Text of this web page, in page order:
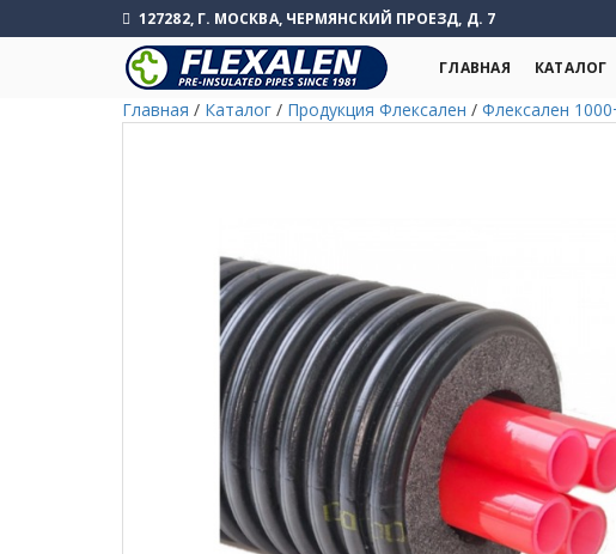
127282, Г. МОСКВА, ЧЕРМЯНСКИЙ ПРОЕЗД, Д. 7
ГЛАВНАЯ КАТАЛОГ
Главная / Каталог / Продукция Флексален / Флексален